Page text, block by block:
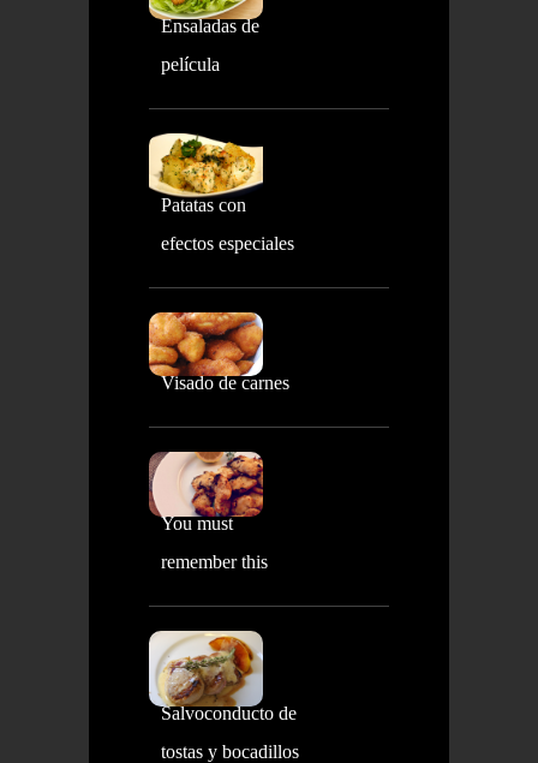
Ensaladas de
película
Patatas con
efectos especiales
Visado de carnes
You must
remember this
Salvoconducto de
tostas y bocadillos